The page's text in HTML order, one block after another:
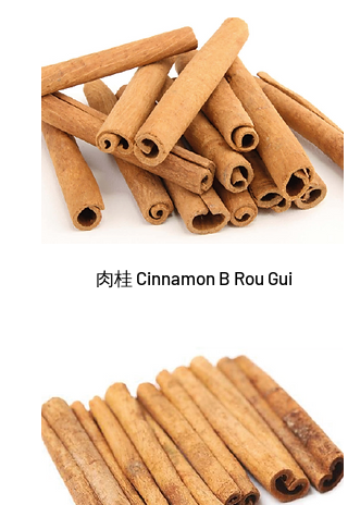
肉桂 Cinnamon B Rou Gui